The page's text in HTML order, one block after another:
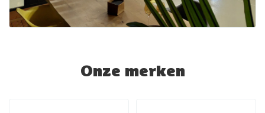
Onze merken